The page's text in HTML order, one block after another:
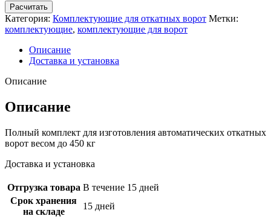
Расчитать
Категория: Комплектующие для откатных ворот Метки:
комплектующие, комплектующие для ворот
Описание
Доставка и установка
Описание
Описание
Полный комплект для изготовления автоматических откатных
ворот весом до 450 кг
Доставка и установка
Отгрузка товара В течение 15 дней
Срок хранения
на складе
15 дней